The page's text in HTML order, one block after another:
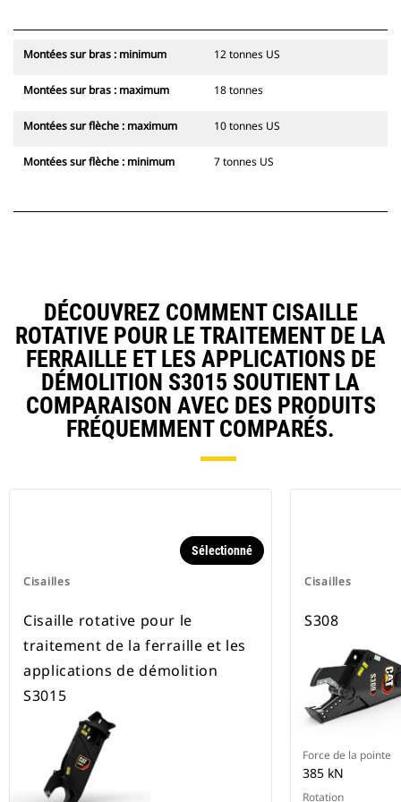
besoins en matière d'entretien.<
Montées sur bras : minimum 12 tonnes US
Montées sur bras : maximum 18 tonnes
Montées sur flèche : maximum 10 tonnes US
Montées sur flèche : minimum 7 tonnes US
DÉCOUVREZ COMMENT CISAILLE
ROTATIVE POUR LE TRAITEMENT DE LA
FERRAILLE ET LES APPLICATIONS DE
DÉMOLITION S3015 SOUTIENT LA
COMPARAISON AVEC DES PRODUITS
FRÉQUEMMENT COMPARÉS.
Cisailles
Sélectionné
Cisaille rotative pour le
traitement de la ferraille et les
applications de démolition
S3015
Cisailles
S308
Force de la pointe
385 kN
Rotation